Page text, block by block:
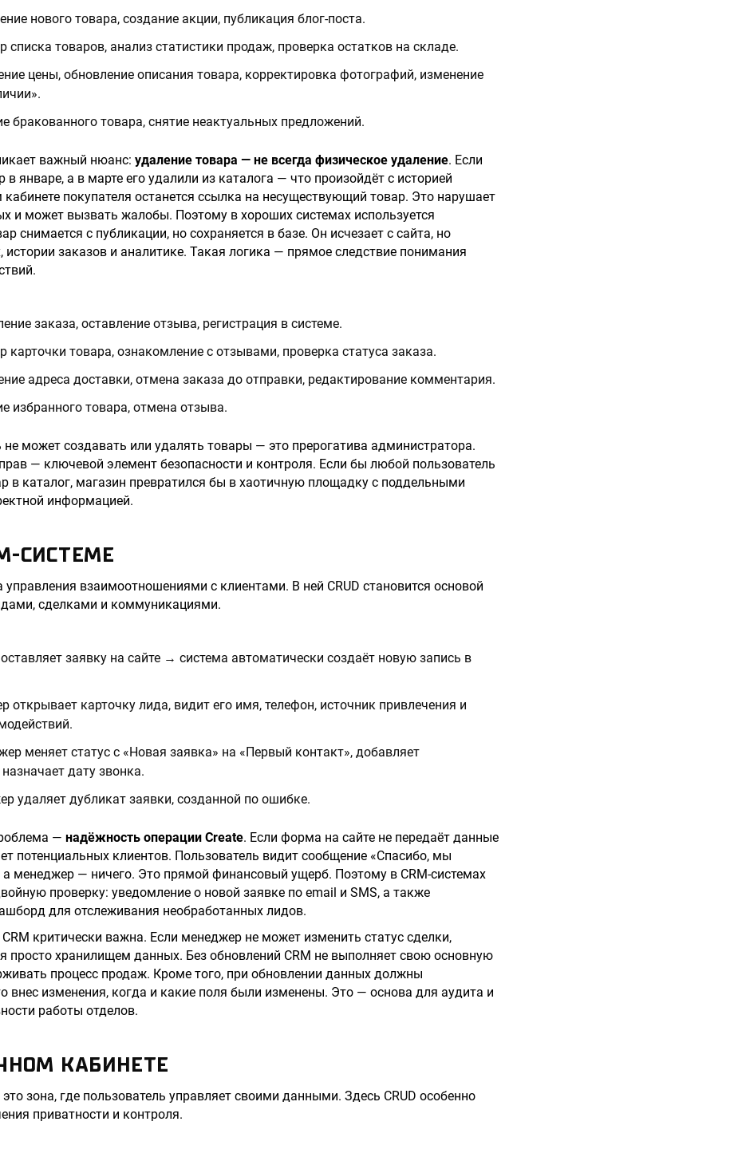
нового товара, создание акции, публикация блог-поста.
списка товаров, анализ статистики продаж, проверка остатков на складе.
цены, обновление описания товара, корректировка фотографий, изменение
бракованного товара, снятие неактуальных предложений.
важный нюанс: удаление товара — не всегда физическое удаление. Если
в январе, а в марте его удалили из каталога — что произойдёт с историей
покупателя останется ссылка на несуществующий товар. Это нарушает
и может вызвать жалобы. Поэтому в хороших системах используется
снимается с публикации, но сохраняется в базе. Он исчезает с сайта, но
истории заказов и аналитике. Такая логика — прямое следствие понимания
заказа, оставление отзыва, регистрация в системе.
карточки товара, ознакомление с отзывами, проверка статуса заказа.
адреса доставки, отмена заказа до отправки, редактирование комментария.
избранного товара, отмена отзыва.
не может создавать или удалять товары — это прерогатива администратора.
— ключевой элемент безопасности и контроля. Если бы любой пользователь
в каталог, магазин превратился бы в хаотичную площадку с поддельными
информацией.
СИСТЕМЕ
управления взаимоотношениями с клиентами. В ней CRUD становится основой
сделками и коммуникациями.
заявку на сайте → система автоматически создаёт новую запись в
открывает карточку лида, видит его имя, телефон, источник привлечения и
меняет статус с «Новая заявка» на «Первый контакт», добавляет
дату звонка.
удаляет дубликат заявки, созданной по ошибке.
— надёжность операции Create. Если форма на сайте не передаёт данные
потенциальных клиентов. Пользователь видит сообщение «Спасибо, мы
менеджер — ничего. Это прямой финансовый ущерб. Поэтому в CRM-системах
проверку: уведомление о новой заявке по email и SMS, а также
для отслеживания необработанных лидов.
критически важна. Если менеджер не может изменить статус сделки,
просто хранилищем данных. Без обновлений CRM не выполняет свою основную
процесс продаж. Кроме того, при обновлении данных должны
внес изменения, когда и какие поля были изменены. Это — основа для аудита и
работы отделов.
КАБИНЕТЕ
зона, где пользователь управляет своими данными. Здесь CRUD особенно
приватности и контроля.